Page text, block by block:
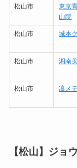
松山市
東京
山院
松山市 城本
松山市 湘南
松山市 凛メ
【松山】ジョ